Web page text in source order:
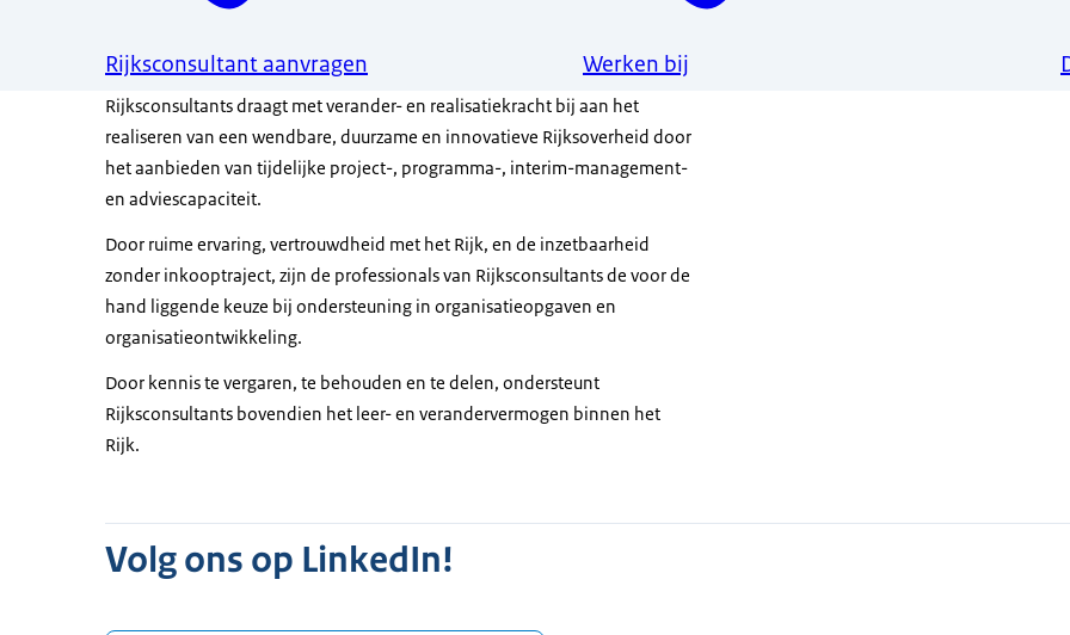
Rijksconsultant aanvragen Werken bij
Rijksconsultants draagt met verander- en realisatiekracht bij aan het
realiseren van een wendbare, duurzame en innovatieve Rijksoverheid door
het aanbieden van tijdelijke project-, programma-, interim-management-
en adviescapaciteit.
Door ruime ervaring, vertrouwdheid met het Rijk, en de inzetbaarheid
zonder inkooptraject, zijn de professionals van Rijksconsultants de voor de
hand liggende keuze bij ondersteuning in organisatieopgaven en
organisatieontwikkeling.
Door kennis te vergaren, te behouden en te delen, ondersteunt
Rijksconsultants bovendien het leer- en verandervermogen binnen het
Rijk.
Volg ons op LinkedIn!